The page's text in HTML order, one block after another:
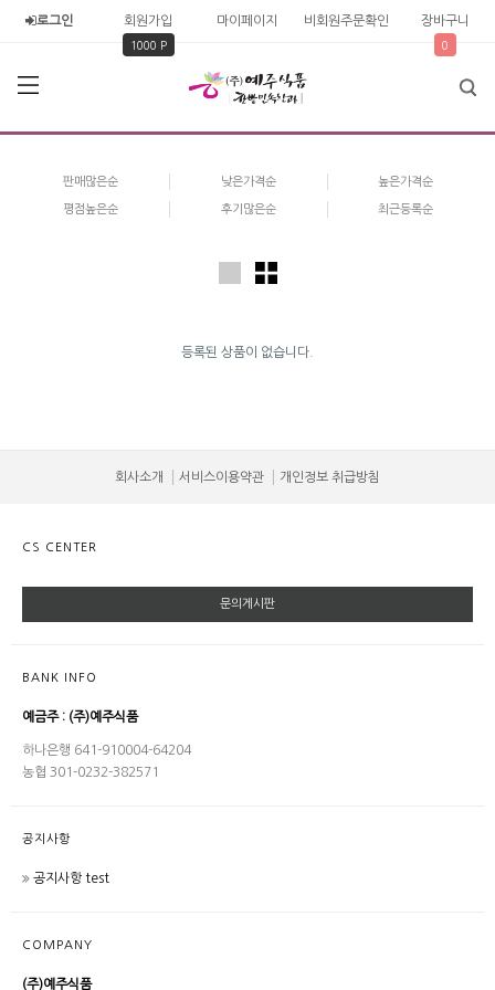
로그인 회원가입
1000 P
마이페이지 비회원주문확인 장바구니
0
판매많은순 낮은가격순 높은가격순
평점높은순 후기많은순 최근등록순
등록된 상품이 없습니다.
회사소개 서비스이용약관 개인정보 취급방침
CS CENTER
문의게시판
BANK INFO
예금주 : (주)예주식품
하나은행 641-910004-64204
농협 301-0232-382571
공지사항
공지사항 test
COMPANY
(주)예주식품